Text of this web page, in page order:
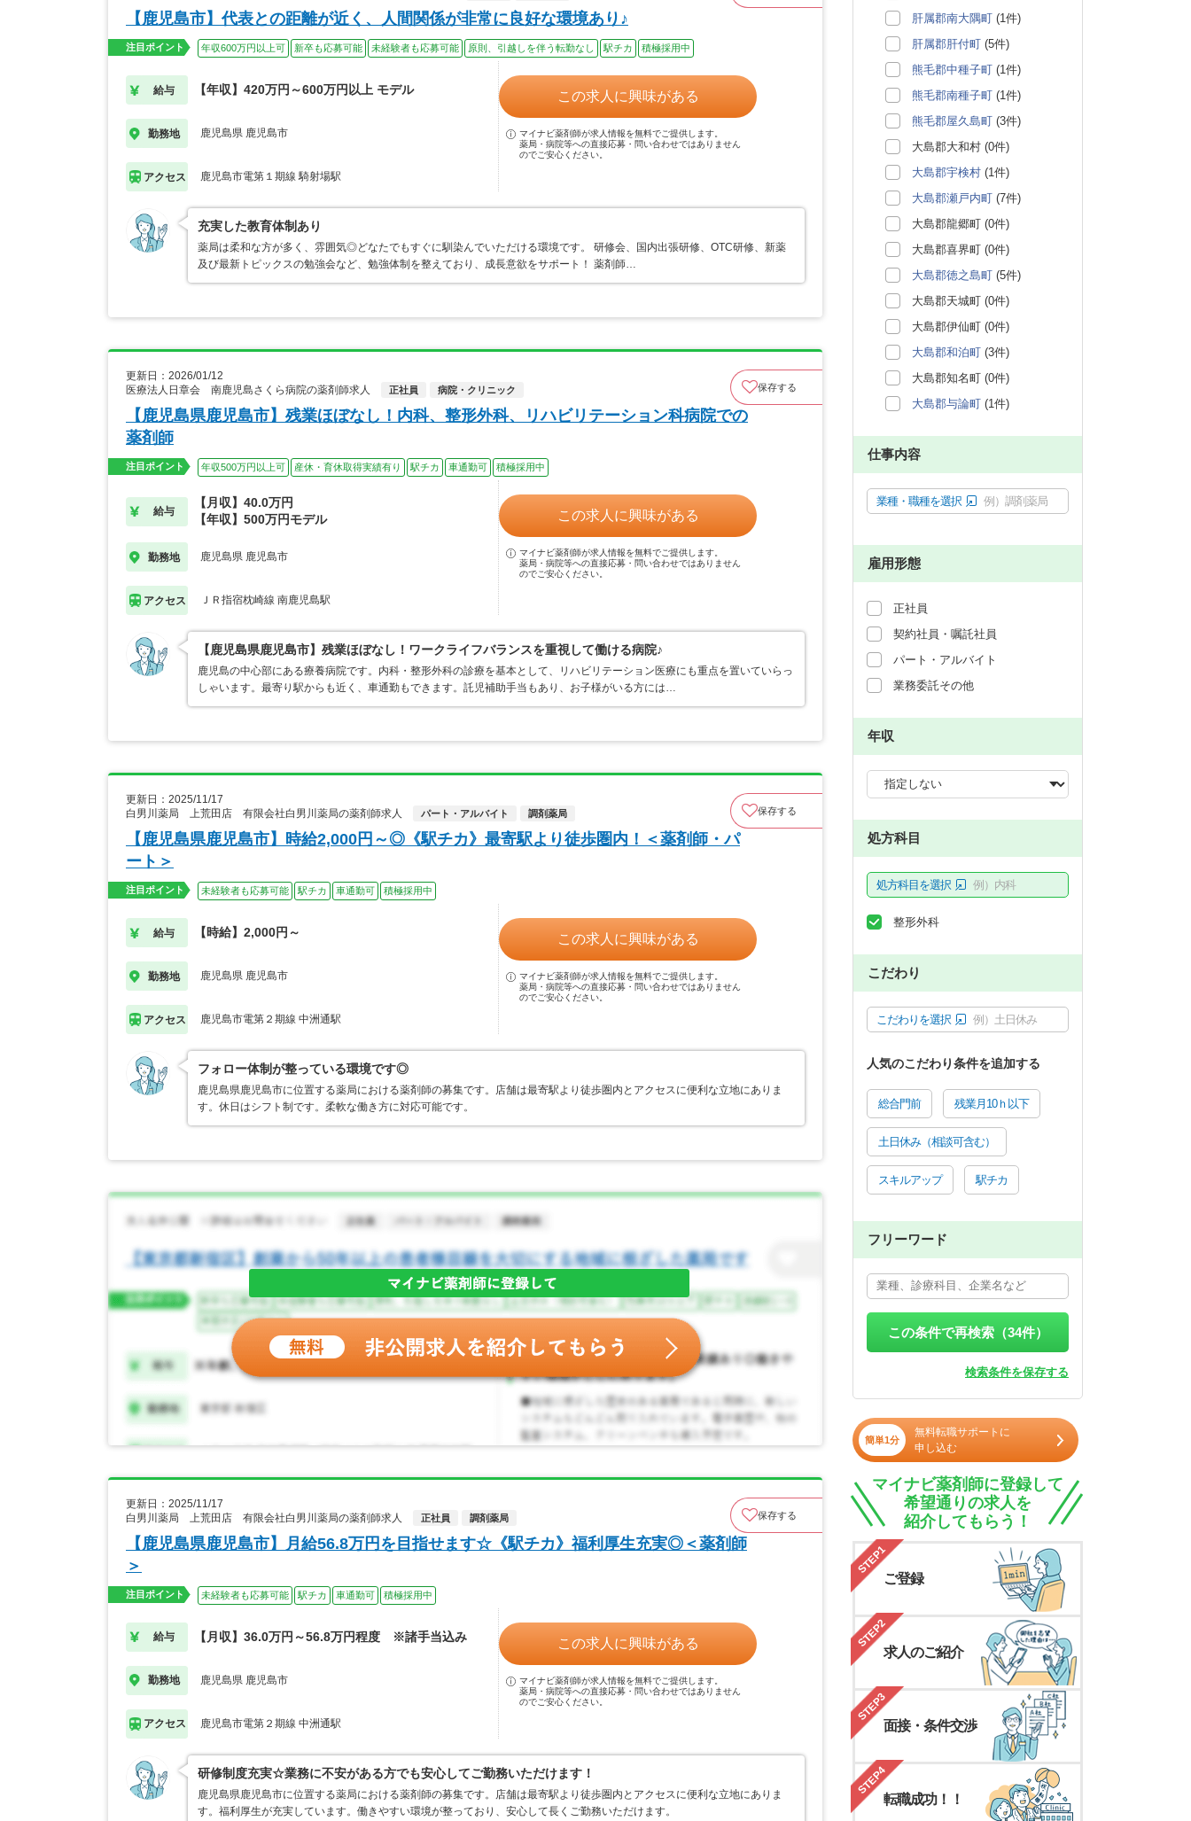
【鹿児島市】代表との距離が近く、人間関係が非常に良好な環境あり♪
注目ポイント 年収600万円以上可 新卒も応募可能 未経験者も応募可能 原則、引越しを伴う転勤なし 駅チカ 積極採用中
給与 【年収】420万円～600万円以上 モデル
勤務地 鹿児島県 鹿児島市
アクセス 鹿児島市電第１期線 騎射場駅
この求人に興味がある
マイナビ薬剤師が求人情報を無料でご提供します。
薬局・病院等への直接応募・問い合わせではありません
のでご安心ください。
充実した教育体制あり
薬局は柔和な方が多く、雰囲気◎どなたでもすぐに馴染んでいただける環境です。 研修会、国内出張研修、OTC研修、新薬
及び最新トピックスの勉強会など、勉強体制を整えており、成長意欲をサポート！ 薬剤師…
更新日：2026/01/12
医療法人日章会 南鹿児島さくら病院の薬剤師求人
正社員 病院・クリニック 保存する
【鹿児島県鹿児島市】残業ほぼなし！内科、整形外科、リハビリテーション科病院での
薬剤師
注目ポイント 年収500万円以上可 産休・育休取得実績有り 駅チカ 車通勤可 積極採用中
給与
【月収】40.0万円
【年収】500万円モデル
勤務地 鹿児島県 鹿児島市
アクセス ＪＲ指宿枕崎線 南鹿児島駅
この求人に興味がある
マイナビ薬剤師が求人情報を無料でご提供します。
薬局・病院等への直接応募・問い合わせではありません
のでご安心ください。
【鹿児島県鹿児島市】残業ほぼなし！ワークライフバランスを重視して働ける病院♪
鹿児島の中心部にある療養病院です。内科・整形外科の診療を基本として、リハビリテーション医療にも重点を置いていらっ
しゃいます。最寄り駅からも近く、車通勤もできます。託児補助手当もあり、お子様がいる方には…
更新日：2025/11/17
白男川薬局 上荒田店 有限会社白男川薬局の薬剤師求人
パート・アルバイト 調剤薬局 保存する
【鹿児島県鹿児島市】時給2,000円～◎《駅チカ》最寄駅より徒歩圏内！＜薬剤師・パ
ート＞
注目ポイント 未経験者も応募可能 駅チカ 車通勤可 積極採用中
給与 【時給】2,000円～
勤務地 鹿児島県 鹿児島市
アクセス 鹿児島市電第２期線 中洲通駅
この求人に興味がある
マイナビ薬剤師が求人情報を無料でご提供します。
薬局・病院等への直接応募・問い合わせではありません
のでご安心ください。
フォロー体制が整っている環境です◎
鹿児島県鹿児島市に位置する薬局における薬剤師の募集です。店舗は最寄駅より徒歩圏内とアクセスに便利な立地にありま
す。休日はシフト制です。柔軟な働き方に対応可能です。
更新日：2025/11/17
白男川薬局 上荒田店 有限会社白男川薬局の薬剤師求人
正社員 調剤薬局 保存する
【鹿児島県鹿児島市】月給56.8万円を目指せます☆《駅チカ》福利厚生充実◎＜薬剤師
＞
注目ポイント 未経験者も応募可能 駅チカ 車通勤可 積極採用中
給与 【月収】36.0万円～56.8万円程度 ※諸手当込み
勤務地 鹿児島県 鹿児島市
アクセス 鹿児島市電第２期線 中洲通駅
この求人に興味がある
マイナビ薬剤師が求人情報を無料でご提供します。
薬局・病院等への直接応募・問い合わせではありません
のでご安心ください。
研修制度充実☆業務に不安がある方でも安心してご勤務いただけます！
鹿児島県鹿児島市に位置する薬局における薬剤師の募集です。店舗は最寄駅より徒歩圏内とアクセスに便利な立地にありま
す。福利厚生が充実しています。働きやすい環境が整っており、安心して長くご勤務いただけます。
肝属郡南大隅町 (1件)
肝属郡肝付町 (5件)
熊毛郡中種子町 (1件)
熊毛郡南種子町 (1件)
熊毛郡屋久島町 (3件)
大島郡大和村 (0件)
大島郡宇検村 (1件)
大島郡瀬戸内町 (7件)
大島郡龍郷町 (0件)
大島郡喜界町 (0件)
大島郡徳之島町 (5件)
大島郡天城町 (0件)
大島郡伊仙町 (0件)
大島郡和泊町 (3件)
大島郡知名町 (0件)
大島郡与論町 (1件)
仕事内容
業種・職種を選択 例）調剤薬局
雇用形態
正社員
契約社員・嘱託社員
パート・アルバイト
業務委託その他
年収
処方科目
処方科目を選択 例）内科
整形外科
こだわり
こだわりを選択 例）土日休み
人気のこだわり条件を追加する
総合門前 残業月10ｈ以下
土日休み（相談可含む）
スキルアップ 駅チカ
フリーワード
この条件で再検索（34件）
検索条件を保存する
簡単1分
無料転職サポートに
申し込む
マイナビ薬剤師に登録して
希望通りの求人を
紹介してもらう！
STEP1
ご登録
STEP2
求人のご紹介
STEP3
面接・条件交渉
STEP4
転職成功！！